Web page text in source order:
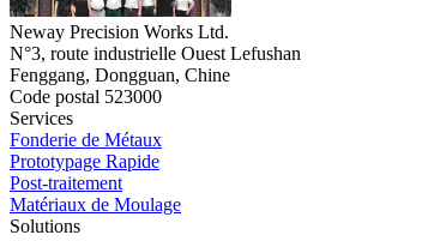
Neway Precision Works Ltd.
N°3, route industrielle Ouest Lefushan
Fenggang, Dongguan, Chine
Code postal 523000
Services
Fonderie de Métaux
Prototypage Rapide
Post-traitement
Matériaux de Moulage
Solutions